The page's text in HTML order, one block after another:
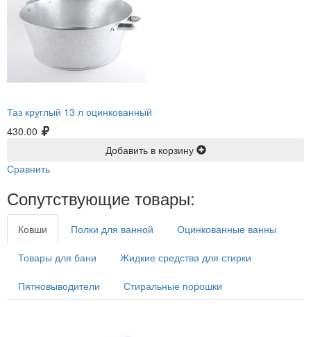
Таз круглый 13 л оцинкованный
430.00
Добавить в корзину
Сравнить
Сопутствующие товары:
Ковши Полки для ванной Оцинкованные ванны
Товары для бани Жидкие средства для стирки
Пятновыводители Стиральные порошки